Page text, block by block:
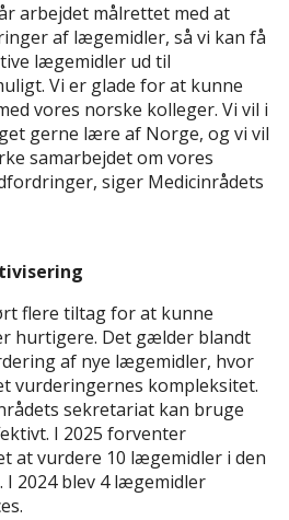
arbejdet målrettet med at
af lægemidler, så vi kan få
lægemidler ud til
Vi er glade for at kunne
vores norske kolleger. Vi vil i
gerne lære af Norge, og vi vil
samarbejdet om vores
siger Medicinrådets
flere tiltag for at kunne
hurtigere. Det gælder blandt
af nye lægemidler, hvor
vurderingernes kompleksitet.
sekretariat kan bruge
I 2025 forventer
at vurdere 10 lægemidler i den
2024 blev 4 lægemidler